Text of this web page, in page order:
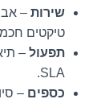
שירות –
טיקטים
תפעול –
SLA.
כספים –